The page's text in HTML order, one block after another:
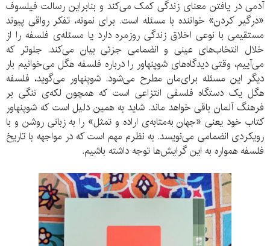
آدمی در یافتن معنای زندگی کمک می‌کند و بنابراین رسالت فیلسوف
«درگیر کردن» خواننده با مسئله است. برای نمونه، تفکر رواقی پیوند
مستقیمی با نوعی اخلاق زندگی روزمره دارد یا مسئله‌ی فلسفه را از
خلال انتخاب‌های عینی و انضمامی جزئی بیان می‌کند. جلوتر که
می‌آییم، وقتی دیدگاه‌های شوپنهاور را درباره‌ فلسفه‌ هگل می‌خوانیم بار
دیگر این مسئله برای‌مان مطرح می‌شود. شوپنهاور می‌گوید، فلسفه‌
هگل یک دستگاه فلسفی انتزاعی است که همچون لکه‌ی ننگی بر
فرهنگ آلمان باقی خواهد ماند. شاید به همین دلیل است که شوپنهاور
کتاب خود یعنی «جهان به‌مثابه‌ی اراده و تمثل» را به زبانی روشن و با
رویکردی انضمامی می‌نویسد. به نظرم مهم است که در مواجهه با تاریخ
فلسفه همواره به این گرایش‌ها توجه داشته باشیم.